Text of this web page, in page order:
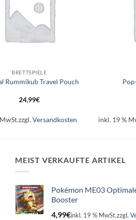
BRETTSPIELE
Rummikub Travel Pouch
24,99€
zzgl.Versandkosten inkl. 19 %
MEIST VERKAUFTE ARTIKEL
Pokémon ME03
Booster
4,99€inkl. 19 % MwSt.zzgl.